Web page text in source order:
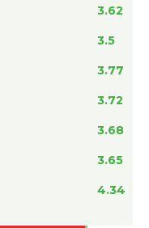
3.62
3.5
3.77
3.72
3.68
3.65
4.34